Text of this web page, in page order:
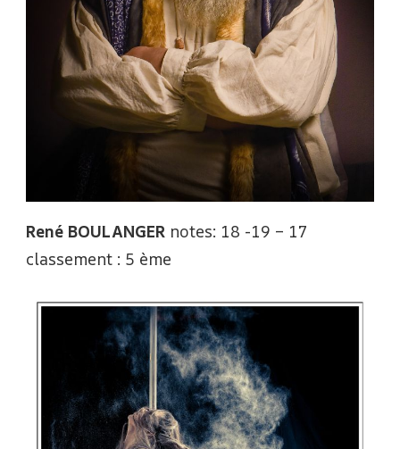
René BOULANGER notes: 18 -19 – 17
classement : 5 ème